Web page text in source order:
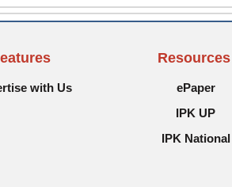
with Us
Resources
ePaper
IPK UP
IPK National